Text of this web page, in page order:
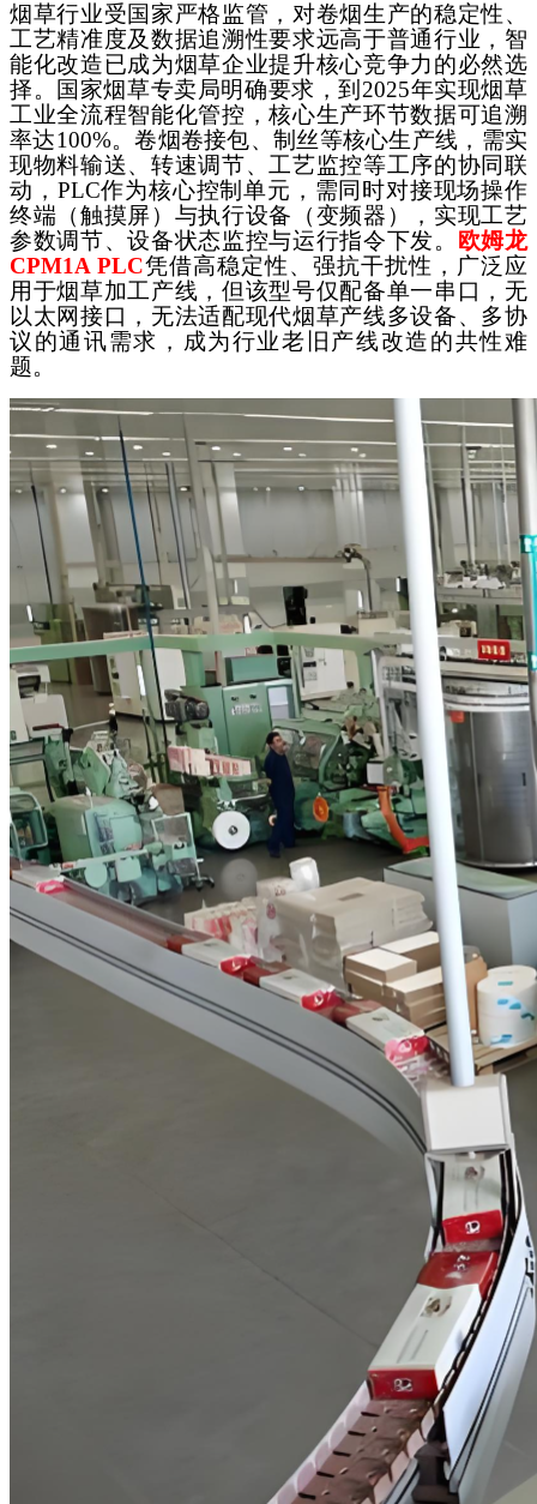
烟草行业受国家严格监管，对卷烟生产的稳定性、
工艺精准度及数据追溯性要求远高于普通行业，智
能化改造已成为烟草企业提升核心竞争力的必然选
择。国家烟草专卖局明确要求，到 2025年实现烟草
工业全流程智能化管控，核心生产环节数据可追溯
率达100%。卷烟卷接包、制丝等核心生产线，需实
现物料输送、转速调节、工艺监控等工序的协同联
动，PLC作为核心控制单元，需同时对接现场操作
终端（触摸屏）与执行设备（变频器），实现工艺
参数调节、设备状态监控与运行指令下发。
欧姆龙
CPM1A PLC凭借高稳定性、强抗干扰性，广泛应
用于烟草加工产线，但该型号仅配备单一串口，无
以太网接口，无法适配现代烟草产线多设备、多协
议的通讯需求，成为行业老旧产线改造的共性难
题。